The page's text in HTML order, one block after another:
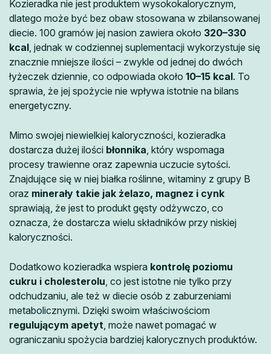
Kozieradka nie jest produktem wysokokalorycznym,
dlatego może być bez obaw stosowana w zbilansowanej
diecie. 100 gramów jej nasion zawiera około 320–330
kcal , jednak w codziennej suplementacji wykorzystuje się
znacznie mniejsze ilości – zwykle od jednej do dwóch
łyżeczek dziennie, co odpowiada około 10–15 kcal. To
sprawia, że jej spożycie nie wpływa istotnie na bilans
energetyczny.
Mimo swojej niewielkiej kaloryczności, kozieradka
dostarcza dużej ilości błonnika , który wspomaga
procesy trawienne oraz zapewnia uczucie sytości.
Znajdujące się w niej białka roślinne, witaminy z grupy B
oraz minerały takie jak żelazo, magnez i cynk
sprawiają, że jest to produkt gęsty odżywczo, co
oznacza, że dostarcza wielu składników przy niskiej
kaloryczności.
Dodatkowo kozieradka wspiera kontrolę poziomu
cukru i cholesterolu , co jest istotne nie tylko przy
odchudzaniu, ale też w diecie osób z zaburzeniami
metabolicznymi. Dzięki swoim właściwościom
regulującym apetyt , może nawet pomagać w
ograniczaniu spożycia bardziej kalorycznych produktów.